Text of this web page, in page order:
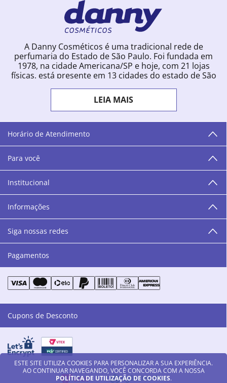
ESTE SITE UTILIZA COOKIES PARA PERSONALIZAR A SUA EXPERIÊNCIA.
AO CONTINUAR NAVEGANDO, VOCÊ CONCORDA COM A NOSSA
POLÍTICA DE UTILIZAÇÃO DE COOKIES.
A Danny Cosméticos é uma tradicional rede de
perfumaria do Estado de São Paulo. Foi fundada em
1978, na cidade Americana/SP e hoje, com 21 lojas
físicas, está presente em 13 cidades do estado de São
começou a vender para todo o território brasileiro.
Com uma infinidade de marcas e a filosofia de vender
produtos que vão do popular ao luxo, a Danny
Cosméticos mantém parceria com aproximadamente
300 grandes fornecedores e lançamentos diários na
área de beleza. São 12 centros técnicos que oferecem
programação semanal de cursos e encontros.
“O varejo corre nas nossas veias como nossos valores
humanos, éticos e morais. E que o branco e o azul anil,
as cores da Danny Cosméticos, possam continuar
transmitindo paz e harmonia para todos vocês!”
LEIA MAIS
Horário de Atendimento
Para você
Institucional
Informações
Siga nossas redes
Pagamentos
Cupons de Desconto